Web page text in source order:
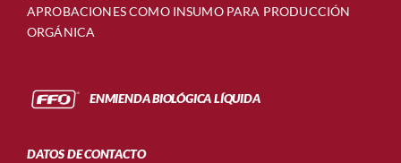
APROBACIONES COMO INSUMO PARA PRODUCCIÓN
ORGÁNICA
ENMIENDA BIOLÓGICA LÍQUIDA
DATOS DE CONTACTO